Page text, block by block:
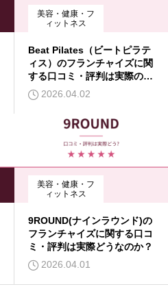
美容・健康・フ
ィットネス
Beat Pilates（ビートピラテ
ィス）のフランチャイズに関
する口コミ・評判は実際のと
ころどうなのか？
2026.04.02
美容・健康・フ
ィットネス
9ROUND(ナインラウンド)の
フランチャイズに関する口コ
ミ・評判は実際どうなのか？
2026.04.01